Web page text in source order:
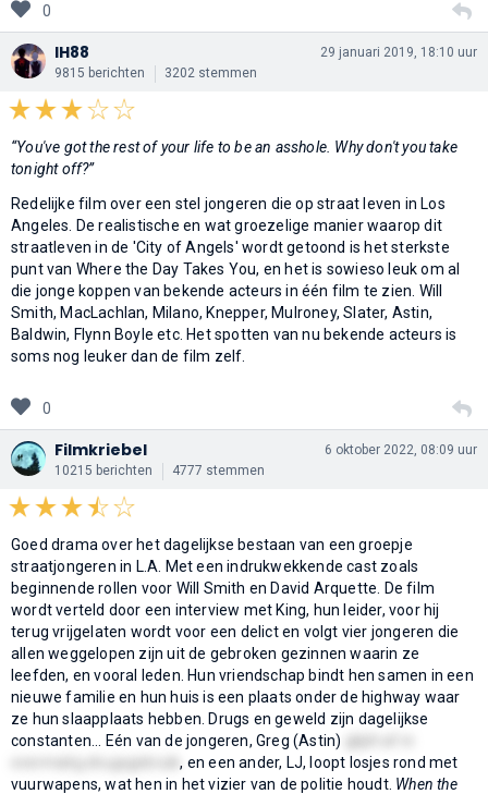
0
IH88
9815 berichten 3202 stemmen
29 januari 2019, 18:10 uur
“You've got the rest of your life to be an asshole. Why don't you take
tonight off?”
Redelijke film over een stel jongeren die op straat leven in Los
Angeles. De realistische en wat groezelige manier waarop dit
straatleven in de 'City of Angels' wordt getoond is het sterkste
punt van Where the Day Takes You, en het is sowieso leuk om al
die jonge koppen van bekende acteurs in één film te zien. Will
Smith, MacLachlan, Milano, Knepper, Mulroney, Slater, Astin,
Baldwin, Flynn Boyle etc. Het spotten van nu bekende acteurs is
soms nog leuker dan de film zelf.
0
Filmkriebel
10215 berichten 4777 stemmen
6 oktober 2022, 08:09 uur
Goed drama over het dagelijkse bestaan van een groepje
straatjongeren in L.A. Met een indrukwekkende cast zoals
beginnende rollen voor Will Smith en David Arquette. De film
wordt verteld door een interview met King, hun leider, voor hij
terug vrijgelaten wordt voor een delict en volgt vier jongeren die
allen weggelopen zijn uit de gebroken gezinnen waarin ze
leefden, en vooral leden. Hun vriendschap bindt hen samen in een
nieuwe familie en hun huis is een plaats onder de highway waar
ze hun slaapplaats hebben. Drugs en geweld zijn dagelijkse
constanten... Eén van de jongeren, Greg (Astin)
overmatig drugsgebruik, en een ander, LJ, loopt losjes rond met
vuurwapens, wat hen in het vizier van de politie houdt. When the